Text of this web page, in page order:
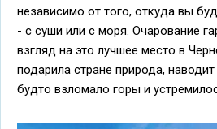
независимо от того, откуда вы
- с суши или с моря. Очарование
взгляд на это лучшее место в
подарила стране природа,
будто взломало горы и